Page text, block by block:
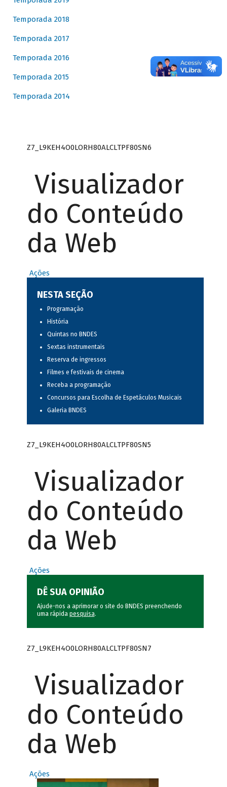
Temporada 2018
Temporada 2017
Temporada 2016
Temporada 2015
Temporada 2014
Z7_L9KEH4O0LORH80ALCLTPF80SN6
Visualizador
do Conteúdo
da Web
Ações
NESTA SEÇÃO
Programação
História
Quintas no BNDES
Sextas instrumentais
Reserva de ingressos
Filmes e festivais de cinema
Receba a programação
Concursos para Escolha de Espetáculos Musicais
Galeria BNDES
Z7_L9KEH4O0LORH80ALCLTPF80SN5
Visualizador
do Conteúdo
da Web
Ações
DÊ SUA OPINIÃO
Ajude-nos a aprimorar o site do BNDES preenchendo
uma rápida pesquisa.
Z7_L9KEH4O0LORH80ALCLTPF80SN7
Visualizador
do Conteúdo
da Web
Ações